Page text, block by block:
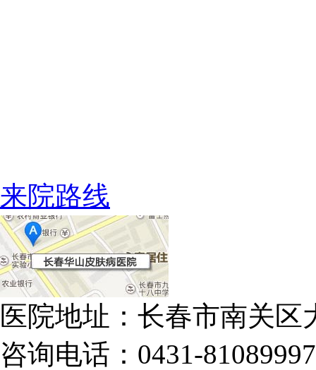
来院路线
医院地址：长春市南关区
咨询电话：0431-81089997